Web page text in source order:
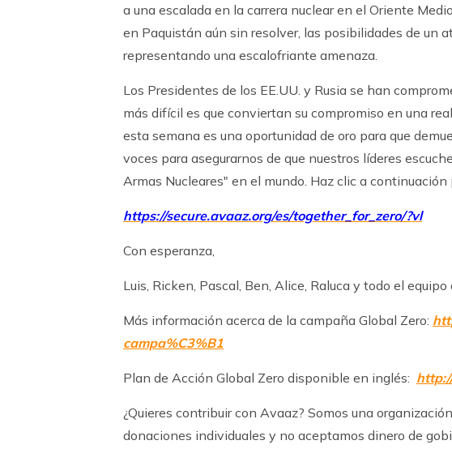
a una escalada en la carrera nuclear en el Oriente
en Paquistán aún sin resolver, las posibilidades de un
representando una escalofriante amenaza.
Los Presidentes de los EE.UU. y Rusia se han
más difícil es que conviertan su compromiso en una
esta semana es una oportunidad de oro para que
voces para asegurarnos de que nuestros líderes
Armas Nucleares" en el mundo. Haz clic a
https://secure.avaaz.org/es/together_for_zero/?vl
Con esperanza,
Luis, Ricken, Pascal, Ben, Alice, Raluca y todo el equipo
Más información acerca de la campaña Global Zero:
campa%C3%B1
Plan de Acción Global Zero disponible en inglés:
¿Quieres contribuir con Avaaz? Somos una
donaciones individuales y no aceptamos dinero de